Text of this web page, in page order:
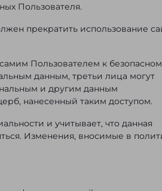
Пользователя.
прекратить использование
Пользователем к
данным, третьи лица могут
и другим данным
нанесенный таким доступом.
и учитывает, что данная
Изменения, вносимые в